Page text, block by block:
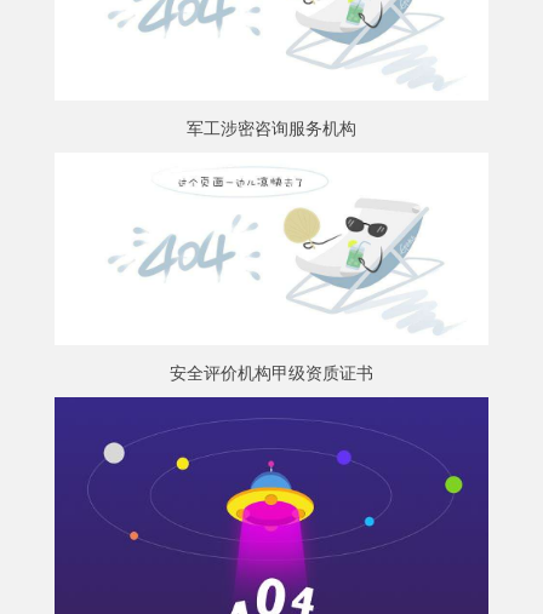
军工涉密咨询服务机构
安全评价机构甲级资质证书
安全评价机构甲级资质证书